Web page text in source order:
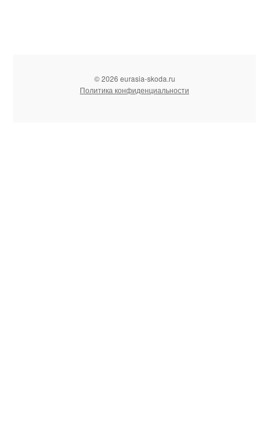
© 2026 eurasia-skoda.ru
Политика конфиденциальности